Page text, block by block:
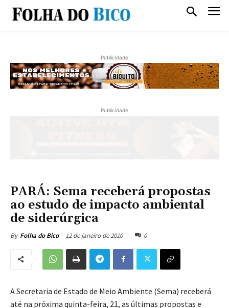
Publicidade
Publicidade
PARÁ: Sema receberá propostas
ao estudo de impacto ambiental
de siderúrgica
By Folha do Bico 12 de janeiro de 2010 0
A Secretaria de Estado de Meio Ambiente (Sema) receberá
até na próxima quinta-feira, 21, as últimas propostas e